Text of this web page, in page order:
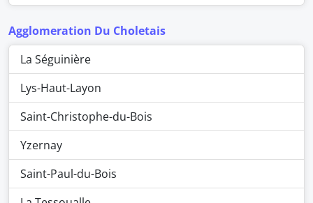
Agglomeration Du Choletais
La Séguinière
Lys-Haut-Layon
Saint-Christophe-du-Bois
Yzernay
Saint-Paul-du-Bois